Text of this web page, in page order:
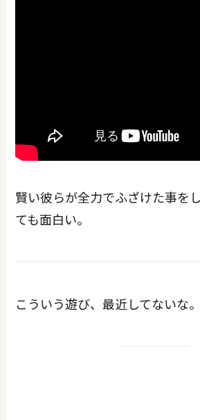
賢い彼らが全力でふざけた事を
ても面白い。
こういう遊び、最近してないな。